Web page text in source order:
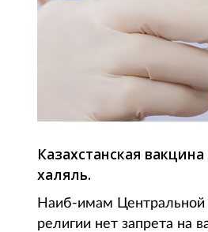
Казахстанская
халяль.
Наиб-имам
религии нет запрета на